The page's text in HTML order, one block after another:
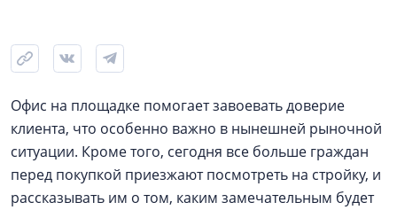
Офис на площадке помогает завоевать доверие
клиента, что особенно важно в нынешней рыночной
ситуации. Кроме того, сегодня все больше граждан
перед покупкой приезжают посмотреть на стройку, и
рассказывать им о том, каким замечательным будет